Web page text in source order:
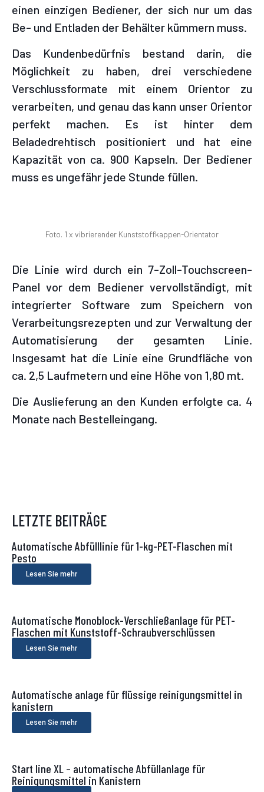
einen einzigen Bediener, der sich nur um das
Be- und Entladen der Behälter kümmern muss.
Das Kundenbedürfnis bestand darin, die
Möglichkeit zu haben, drei verschiedene
Verschlussformate mit einem Orientor zu
verarbeiten, und genau das kann unser Orientor
perfekt machen. Es ist hinter dem
Beladedrehtisch positioniert und hat eine
Kapazität von ca. 900 Kapseln. Der Bediener
muss es ungefähr jede Stunde füllen.
Foto. 1 x vibrierender Kunststoffkappen-Orientator
Die Linie wird durch ein 7-Zoll-Touchscreen-
Panel vor dem Bediener vervollständigt, mit
integrierter Software zum Speichern von
Verarbeitungsrezepten und zur Verwaltung der
Automatisierung der gesamten Linie.
Insgesamt hat die Linie eine Grundfläche von
ca. 2,5 Laufmetern und eine Höhe von 1,80 mt.
Die Auslieferung an den Kunden erfolgte ca. 4
Monate nach Bestelleingang.
LETZTE BEITRÄGE
Automatische Abfülllinie für 1-kg-PET-Flaschen mit
Pesto
Lesen Sie mehr
Automatische Monoblock-Verschließanlage für PET-
Flaschen mit Kunststoff-Schraubverschlüssen
Lesen Sie mehr
Automatische anlage für flüssige reinigungsmittel in
kanistern
Lesen Sie mehr
Start line XL – automatische Abfüllanlage für
Reinigungsmittel in Kanistern